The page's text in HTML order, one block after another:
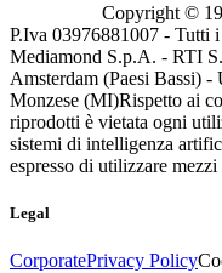
Copyright ©
P.Iva 03976881007 - Tutti
Mediamond S.p.A. - RTI
Amsterdam (Paesi Bassi)
Monzese (MI)Rispetto ai
riprodotti è vietata ogni
sistemi di intelligenza
espresso di utilizzare
Legal
CorporatePrivacy Policy